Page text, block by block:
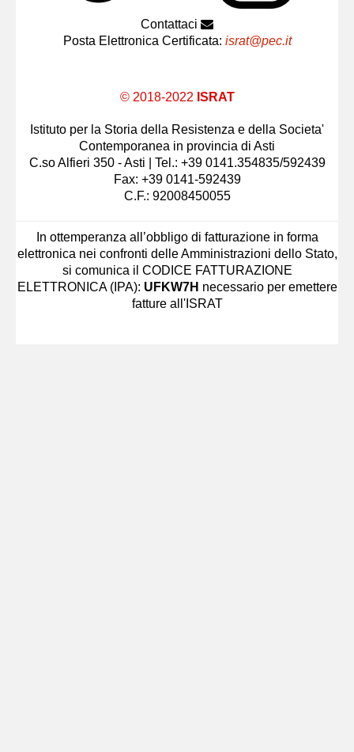
Contattaci
Posta Elettronica Certificata: israt@pec.it
© 2018-2022 ISRAT
Istituto per la Storia della Resistenza e della Societa'
Contemporanea in provincia di Asti
C.so Alfieri 350 - Asti | Tel.: +39 0141.354835/592439
Fax: +39 0141-592439
C.F.: 92008450055
In ottemperanza all’obbligo di fatturazione in forma
elettronica nei confronti delle Amministrazioni dello Stato,
si comunica il CODICE FATTURAZIONE
ELETTRONICA (IPA): UFKW7H necessario per emettere
fatture all'ISRAT